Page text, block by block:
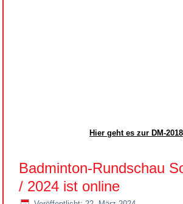
Hier geht es zur DM-2018
Badminton-Rundschau
/ 2024 ist online